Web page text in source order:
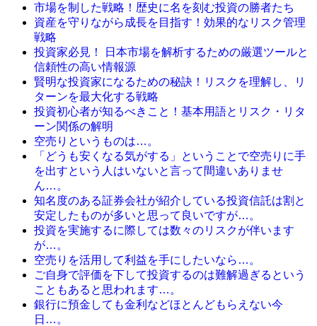
市場を制した戦略！歴史に名を刻む投資の勝者たち
資産を守りながら成長を目指す！効果的なリスク管理
戦略
投資家必見！ 日本市場を解析するための厳選ツールと
信頼性の高い情報源
賢明な投資家になるための秘訣！リスクを理解し、リ
ターンを最大化する戦略
投資初心者が知るべきこと！基本用語とリスク・リタ
ーン関係の解明
空売りというものは…。
「どうも安くなる気がする」ということで空売りに手
を出すという人はいないと言って間違いありませ
ん…。
知名度のある証券会社が紹介している投資信託は割と
安定したものが多いと思って良いですが…。
投資を実施するに際しては数々のリスクが伴います
が…。
空売りを活用して利益を手にしたいなら…。
ご自身で評価を下して投資するのは難解過ぎるという
こともあると思われます…。
銀行に預金しても金利などほとんどもらえない今
日…。